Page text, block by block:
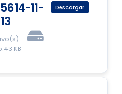
14-11-
13
KB
Descargar